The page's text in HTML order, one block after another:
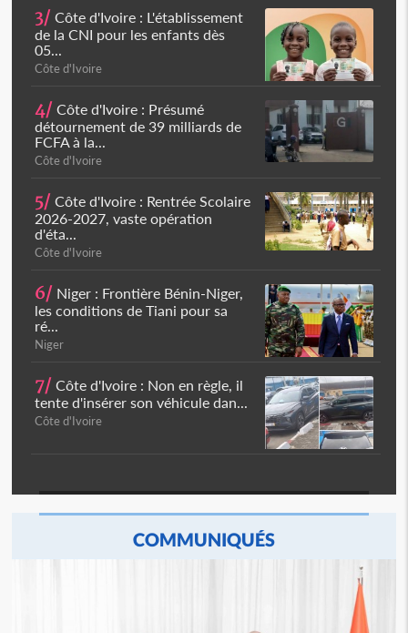
3/ Côte d'Ivoire : L'établissement
de la CNI pour les enfants dès
05...
Côte d'Ivoire
4/ Côte d'Ivoire : Présumé
détournement de 39 milliards de
FCFA à la...
Côte d'Ivoire
5/ Côte d'Ivoire : Rentrée Scolaire
2026-2027, vaste opération
d'éta...
Côte d'Ivoire
6/ Niger : Frontière Bénin-Niger,
les conditions de Tiani pour sa
ré...
Niger
7/ Côte d'Ivoire : Non en règle, il
tente d'insérer son véhicule dan...
Côte d'Ivoire
COMMUNIQUÉS